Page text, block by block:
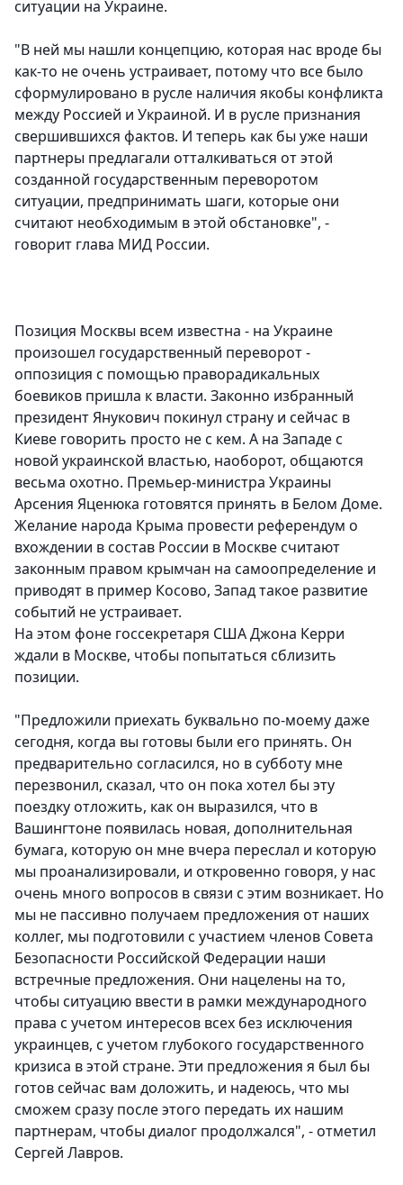
ситуации на Украине.
"В ней мы нашли концепцию, которая нас вроде бы
как-то не очень устраивает, потому что все было
сформулировано в русле наличия якобы конфликта
между Россией и Украиной. И в русле признания
свершившихся фактов. И теперь как бы уже наши
партнеры предлагали отталкиваться от этой
созданной государственным переворотом
ситуации, предпринимать шаги, которые они
считают необходимым в этой обстановке", -
говорит глава МИД России.
Позиция Москвы всем известна - на Украине
произошел государственный переворот -
оппозиция с помощью праворадикальных
боевиков пришла к власти. Законно избранный
президент Янукович покинул страну и сейчас в
Киеве говорить просто не с кем. А на Западе с
новой украинской властью, наоборот, общаются
весьма охотно. Премьер-министра Украины
Арсения Яценюка готовятся принять в Белом Доме.
Желание народа Крыма провести референдум о
вхождении в состав России в Москве считают
законным правом крымчан на самоопределение и
приводят в пример Косово, Запад такое развитие
событий не устраивает.
На этом фоне госсекретаря США Джона Керри
ждали в Москве, чтобы попытаться сблизить
позиции.
"Предложили приехать буквально по-моему даже
сегодня, когда вы готовы были его принять. Он
предварительно согласился, но в субботу мне
перезвонил, сказал, что он пока хотел бы эту
поездку отложить, как он выразился, что в
Вашингтоне появилась новая, дополнительная
бумага, которую он мне вчера переслал и которую
мы проанализировали, и откровенно говоря, у нас
очень много вопросов в связи с этим возникает. Но
мы не пассивно получаем предложения от наших
коллег, мы подготовили с участием членов Совета
Безопасности Российской Федерации наши
встречные предложения. Они нацелены на то,
чтобы ситуацию ввести в рамки международного
права с учетом интересов всех без исключения
украинцев, с учетом глубокого государственного
кризиса в этой стране. Эти предложения я был бы
готов сейчас вам доложить, и надеюсь, что мы
сможем сразу после этого передать их нашим
партнерам, чтобы диалог продолжался", - отметил
Сергей Лавров.